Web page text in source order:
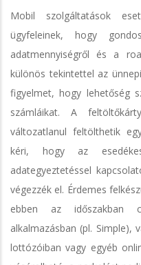
Mobil szolgáltatások
ügyfeleinek, hogy
adatmennyiségről és a
különös tekintettel az
figyelmet, hogy lehetőség
számláikat. A
változatlanul feltölthetik
kéri, hogy az
adategyeztetéssel
végezzék el. Érdemes
ebben az időszakban
alkalmazásban (pl. Simple),
lottózóiban vagy egyéb